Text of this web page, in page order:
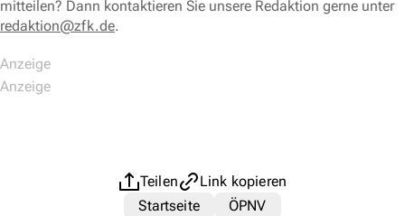
mitteilen? Dann kontaktieren Sie unsere Redaktion gerne unter
redaktion@zfk.de.
Teilen
Link kopieren
Startseite
ÖPNV